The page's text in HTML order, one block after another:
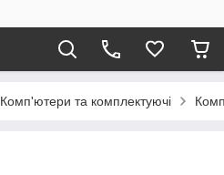
Комп'ютери та комплектуючі